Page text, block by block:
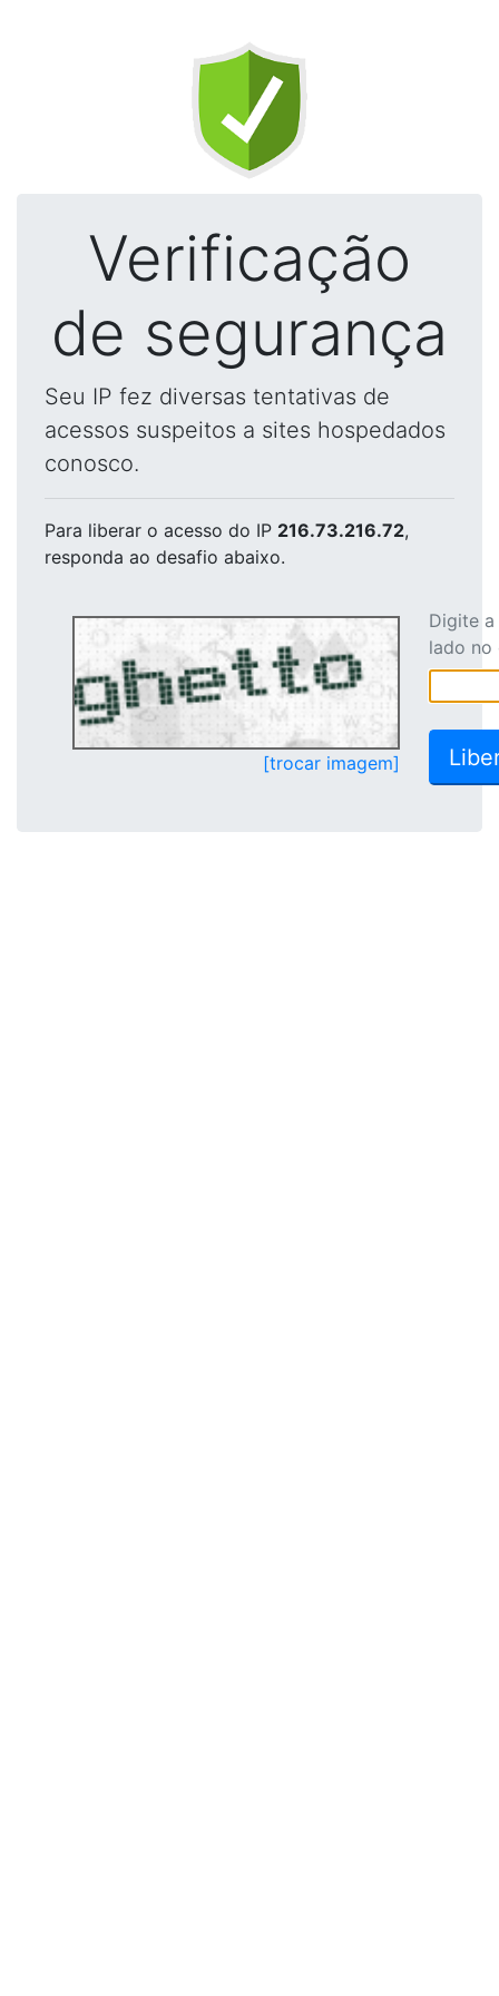
Verificação
de segurança
Seu IP fez diversas tentativas de
acessos suspeitos a sites hospedados
conosco.
Para liberar o acesso do IP 216.73.216.72,
responda ao desafio abaixo.
[trocar imagem]
Digite
lado no